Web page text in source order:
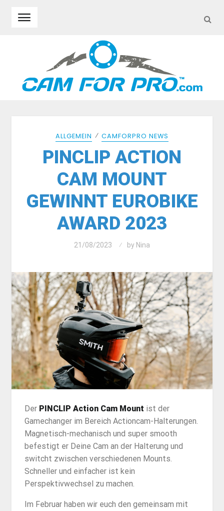
ALLGEMEIN ⁄ CAMFORPRO NEWS
PINCLIP ACTION
CAM MOUNT
GEWINNT EUROBIKE
AWARD 2023
21/08/2023 by Nina
Der PINCLIP Action Cam Mount ist der
Gamechanger im Bereich Actioncam-Halterungen.
Magnetisch-mechanisch und super smooth
befestigt er Deine Cam an der Halterung und
switcht zwischen verschiedenen Mounts.
Schneller und einfacher ist kein
Perspektivwechsel zu machen.
Im Februar haben wir euch den gemeinsam mit